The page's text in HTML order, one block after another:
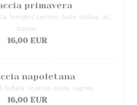
primavera
tomates cerises, huile d’olive, ail,
basilic
16,00 EUR
napoletana
bufala, scarole, olive, capres
16,00 EUR